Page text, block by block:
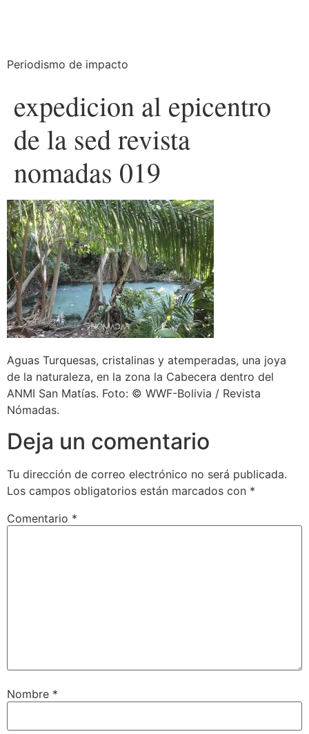
Periodismo de impacto
expedicion al epicentro
de la sed revista
nomadas 019
Aguas Turquesas, cristalinas y atemperadas, una joya
de la naturaleza, en la zona la Cabecera dentro del
ANMI San Matías. Foto: © WWF-Bolivia / Revista
Nómadas.
Deja un comentario
Tu dirección de correo electrónico no será publicada.
Los campos obligatorios están marcados con *
Comentario *
Nombre *